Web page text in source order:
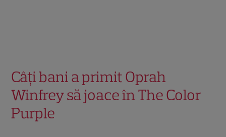
Câți bani a primit Oprah
Winfrey să joace în The Color
Purple